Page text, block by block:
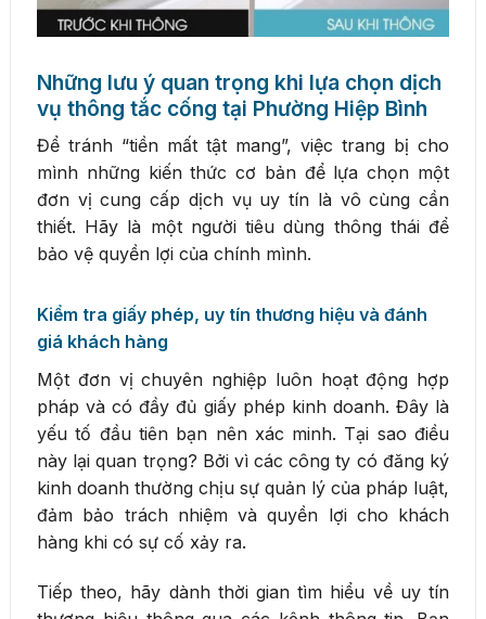
Những lưu ý quan trọng khi lựa chọn dịch
vụ thông tắc cống tại Phường Hiệp Bình
Để tránh “tiền mất tật mang”, việc trang bị cho
mình những kiến thức cơ bản để lựa chọn một
đơn vị cung cấp dịch vụ uy tín là vô cùng cần
thiết. Hãy là một người tiêu dùng thông thái để
bảo vệ quyền lợi của chính mình.
Kiểm tra giấy phép, uy tín thương hiệu và đánh
giá khách hàng
Một đơn vị chuyên nghiệp luôn hoạt động hợp
pháp và có đầy đủ giấy phép kinh doanh. Đây là
yếu tố đầu tiên bạn nên xác minh. Tại sao điều
này lại quan trọng? Bởi vì các công ty có đăng ký
kinh doanh thường chịu sự quản lý của pháp luật,
đảm bảo trách nhiệm và quyền lợi cho khách
hàng khi có sự cố xảy ra.
Tiếp theo, hãy dành thời gian tìm hiểu về uy tín